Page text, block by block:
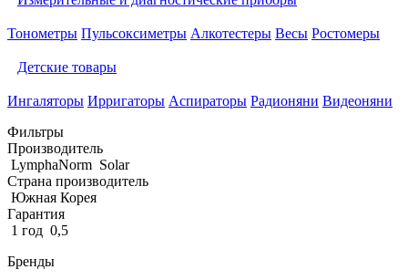
Тонометры Пульсоксиметры Алкотестеры Весы Ростомеры
Детские товары
Ингаляторы Ирригаторы Аспираторы Радионяни Видеоняни
Фильтры
Производитель
LymphaNorm Solar
Страна производитель
Южная Корея
Гарантия
1 год 0,5
Бренды